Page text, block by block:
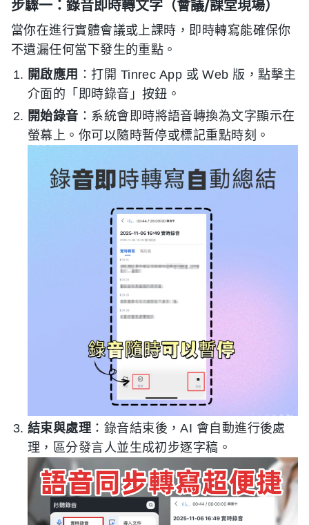
步驟一：錄音即時轉文字（會議/課堂現場）
當你在進行實體會議或上課時，即時轉寫能確保你
不遺漏任何當下發生的重點。
開啟應用 ：打開 Tinrec App 或 Web 版，點擊主
介面的「即時錄音」按鈕。
開始錄音 ：系統會即時將語音轉換為文字顯示在
螢幕上。你可以隨時暫停或標記重點時刻。
結束與處理：錄音結束後，AI 會自動進行後處
理，區分發言人並生成初步逐字稿。